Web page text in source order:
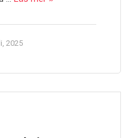
2025